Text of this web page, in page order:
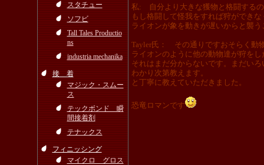
スタチュー
ソフビ
Tall Tales Productio
ns
industria mechanika
接 着
マジック・スムー
ス
テックボンド 瞬
間接着剤
テナックス
フィニッシング
マイクロ グロス
私: 自分より大きな獲物と格闘する
もし格闘して怪我をすれば狩ができ
ライオンが象を動きが遅いからと襲
Tayler氏： その通りですおそらく動
ライオンのように他の動物達が狩を
それはまだ分からないです。まだい
わかり次第教えます。
と丁寧に教えていただきました。
恐竜ロマンです